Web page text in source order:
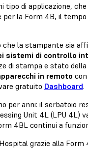
di applicazione,
la Form 4B, il
la stampante sia
sistemi di controllo
di stampa e stato
in remoto
gratuito Dashboard.
per anni: il serbatoio
Unit 4L (LPU 4L)
4BL continui a
grazie alla Form